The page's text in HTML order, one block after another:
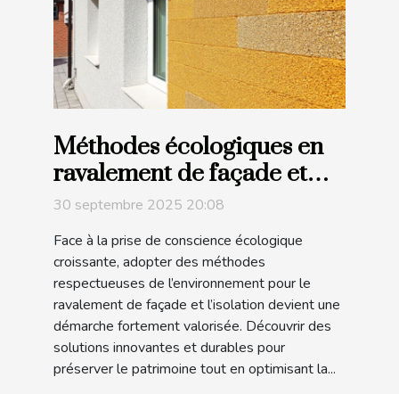
Méthodes écologiques en
ravalement de façade et
isolation
30 septembre 2025 20:08
Face à la prise de conscience écologique
croissante, adopter des méthodes
respectueuses de l’environnement pour le
ravalement de façade et l’isolation devient une
démarche fortement valorisée. Découvrir des
solutions innovantes et durables pour
préserver le patrimoine tout en optimisant la...